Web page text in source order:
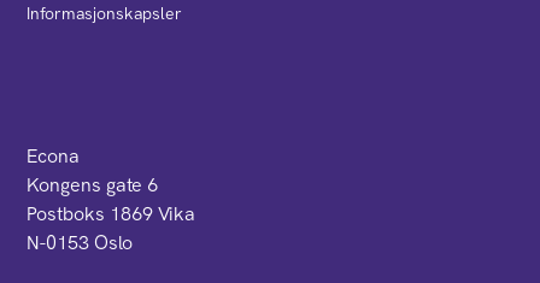
Informasjonskapsler
Econa
Kongens gate 6
Postboks 1869 Vika
N-0153 Oslo